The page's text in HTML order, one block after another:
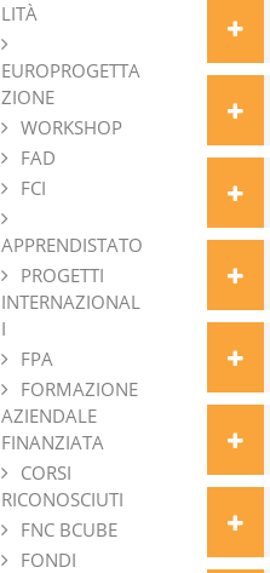
LITÀ
EUROPROGETTA
ZIONE
WORKSHOP
FAD
FCI
APPRENDISTATO
PROGETTI
INTERNAZIONAL
I
FPA
FORMAZIONE
AZIENDALE
FINANZIATA
CORSI
RICONOSCIUTI
FNC BCUBE
FONDI